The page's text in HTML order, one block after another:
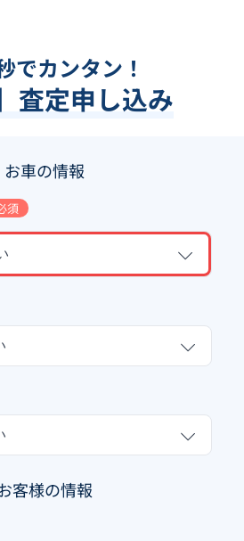
でカンタン！
査定申し込み
お車の情報
須
客様の情報